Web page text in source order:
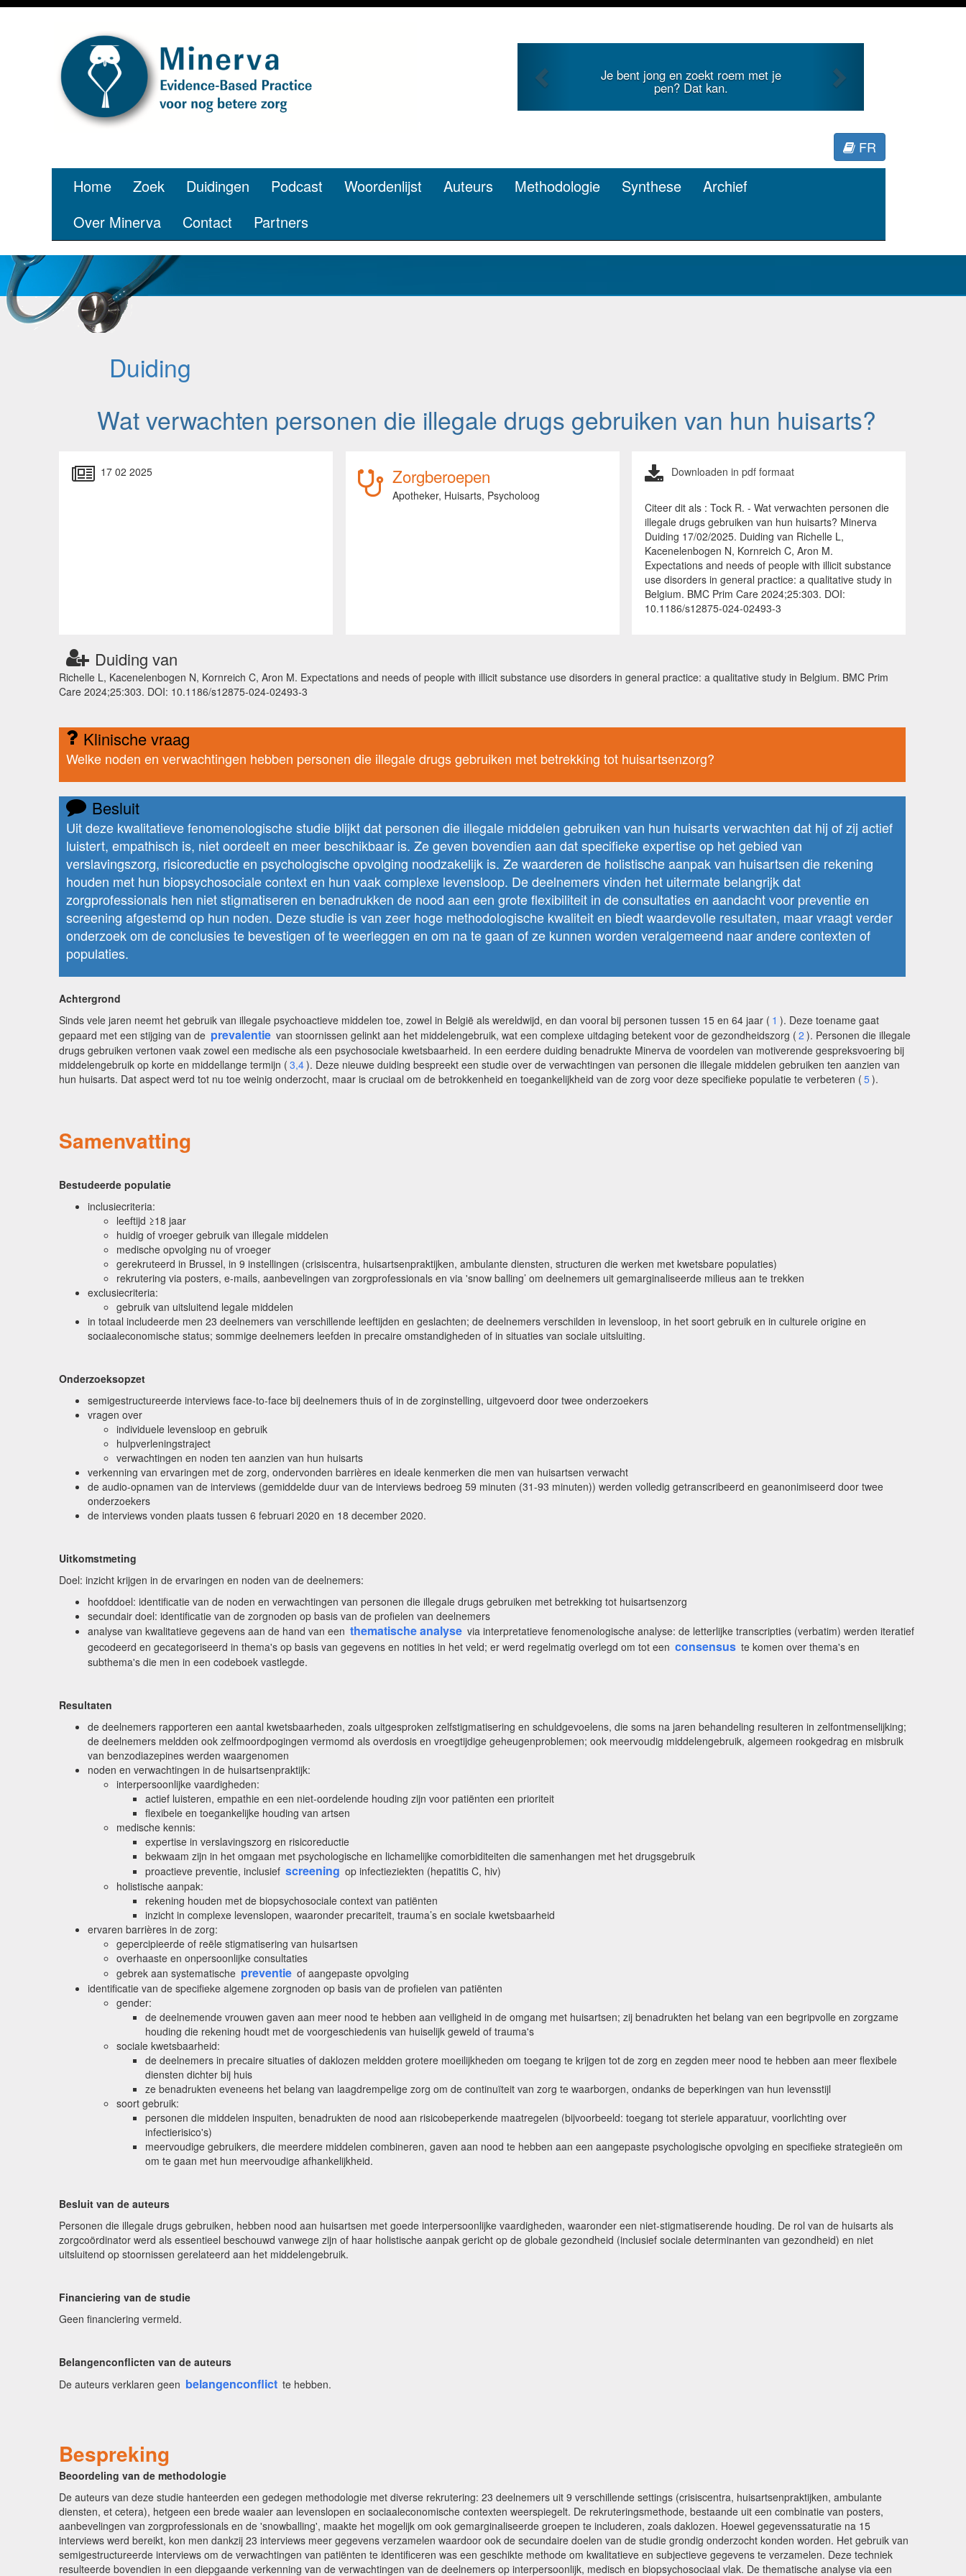
Je bent jong en zoekt roem met je Je duidt internationale literatuur voor
Minerva.
FR
Home Zoek Duidingen Podcast Woordenlijst Auteurs Methodologie Synthese
Archief
Over Minerva
Contact Partners
Duiding
Wat verwachten personen die illegale drugs gebruiken van hun huisarts?
17 02 2025 Zorgberoepen
Apotheker, Huisarts, Psycholoog
Downloaden in pdf formaat
Citeer dit als : Tock R. - Wat verwachten personen die
illegale drugs gebruiken van hun huisarts? Minerva
Duiding 17/02/2025. Duiding van Richelle L,
Kacenelenbogen N, Kornreich C, Aron M.
Expectations and needs of people with illicit substance
use disorders in general practice: a qualitative study in
Belgium. BMC Prim Care 2024;25:303. DOI:
10.1186/s12875-024-02493-3
Duiding van
Richelle L, Kacenelenbogen N, Kornreich C, Aron M. Expectations and needs of people with illicit substance use disorders in general practice: a qualitative study in Belgium. BMC Prim
Care 2024;25:303. DOI: 10.1186/s12875-024-02493-3
Klinische vraag
Welke noden en verwachtingen hebben personen die illegale drugs gebruiken met betrekking tot huisartsenzorg?
Besluit
Uit deze kwalitatieve fenomenologische studie blijkt dat personen die illegale middelen gebruiken van hun huisarts verwachten dat hij of zij actief
luistert, empathisch is, niet oordeelt en meer beschikbaar is. Ze geven bovendien aan dat specifieke expertise op het gebied van
verslavingszorg, risicoreductie en psychologische opvolging noodzakelijk is. Ze waarderen de holistische aanpak van huisartsen die rekening
houden met hun biopsychosociale context en hun vaak complexe levensloop. De deelnemers vinden het uitermate belangrijk dat
zorgprofessionals hen niet stigmatiseren en benadrukken de nood aan een grote flexibiliteit in de consultaties en aandacht voor preventie en
screening afgestemd op hun noden. Deze studie is van zeer hoge methodologische kwaliteit en biedt waardevolle resultaten, maar vraagt verder
onderzoek om de conclusies te bevestigen of te weerleggen en om na te gaan of ze kunnen worden veralgemeend naar andere contexten of
populaties.
Achtergrond
Sinds vele jaren neemt het gebruik van illegale psychoactieve middelen toe, zowel in België als wereldwijd, en dan vooral bij personen tussen 15 en 64 jaar ( 1 ). Deze toename gaat
gepaard met een stijging van de prevalentie van stoornissen gelinkt aan het middelengebruik, wat een complexe uitdaging betekent voor de gezondheidszorg ( 2 ). Personen die illegale
drugs gebruiken vertonen vaak zowel een medische als een psychosociale kwetsbaarheid. In een eerdere duiding benadrukte Minerva de voordelen van motiverende gespreksvoering bij
middelengebruik op korte en middellange termijn ( 3,4). Deze nieuwe duiding bespreekt een studie over de verwachtingen van personen die illegale middelen gebruiken ten aanzien van
hun huisarts. Dat aspect werd tot nu toe weinig onderzocht, maar is cruciaal om de betrokkenheid en toegankelijkheid van de zorg voor deze specifieke populatie te verbeteren ( 5).
Samenvatting
Bestudeerde populatie
inclusiecriteria:
leeftijd ≥18 jaar
huidig of vroeger gebruik van illegale middelen
medische opvolging nu of vroeger
gerekruteerd in Brussel, in 9 instellingen (crisiscentra, huisartsenpraktijken, ambulante diensten, structuren die werken met kwetsbare populaties)
rekrutering via posters, e-mails, aanbevelingen van zorgprofessionals en via 'snow balling’ om deelnemers uit gemarginaliseerde milieus aan te trekken
exclusiecriteria:
gebruik van uitsluitend legale middelen
in totaal includeerde men 23 deelnemers van verschillende leeftijden en geslachten; de deelnemers verschilden in levensloop, in het soort gebruik en in culturele origine en
sociaaleconomische status; sommige deelnemers leefden in precaire omstandigheden of in situaties van sociale uitsluiting.
Onderzoeksopzet
semigestructureerde interviews face-to-face bij deelnemers thuis of in de zorginstelling, uitgevoerd door twee onderzoekers
vragen over
individuele levensloop en gebruik
hulpverleningstraject
verwachtingen en noden ten aanzien van hun huisarts
verkenning van ervaringen met de zorg, ondervonden barrières en ideale kenmerken die men van huisartsen verwacht
de audio-opnamen van de interviews (gemiddelde duur van de interviews bedroeg 59 minuten (31-93 minuten)) werden volledig getranscribeerd en geanonimiseerd door twee
onderzoekers
de interviews vonden plaats tussen 6 februari 2020 en 18 december 2020.
Uitkomstmeting
Doel: inzicht krijgen in de ervaringen en noden van de deelnemers:
hoofddoel: identificatie van de noden en verwachtingen van personen die illegale drugs gebruiken met betrekking tot huisartsenzorg
secundair doel: identificatie van de zorgnoden op basis van de profielen van deelnemers
analyse van kwalitatieve gegevens aan de hand van een thematische analyse via interpretatieve fenomenologische analyse: de letterlijke transcripties (verbatim) werden iteratief
gecodeerd en gecategoriseerd in thema's op basis van gegevens en notities in het veld; er werd regelmatig overlegd om tot een consensus te komen over thema's en
subthema's die men in een codeboek vastlegde.
Resultaten
de deelnemers rapporteren een aantal kwetsbaarheden, zoals uitgesproken zelfstigmatisering en schuldgevoelens, die soms na jaren behandeling resulteren in zelfontmenselijking;
de deelnemers meldden ook zelfmoordpogingen vermomd als overdosis en vroegtijdige geheugenproblemen; ook meervoudig middelengebruik, algemeen rookgedrag en misbruik
van benzodiazepines werden waargenomen
noden en verwachtingen in de huisartsenpraktijk:
interpersoonlijke vaardigheden:
actief luisteren, empathie en een niet-oordelende houding zijn voor patiënten een prioriteit
flexibele en toegankelijke houding van artsen
medische kennis:
expertise in verslavingszorg en risicoreductie
bekwaam zijn in het omgaan met psychologische en lichamelijke comorbiditeiten die samenhangen met het drugsgebruik
proactieve preventie, inclusief screening op infectieziekten (hepatitis C, hiv)
holistische aanpak:
rekening houden met de biopsychosociale context van patiënten
inzicht in complexe levenslopen, waaronder precariteit, trauma’s en sociale kwetsbaarheid
ervaren barrières in de zorg:
gepercipieerde of reële stigmatisering van huisartsen
overhaaste en onpersoonlijke consultaties
gebrek aan systematische preventie of aangepaste opvolging
identificatie van de specifieke algemene zorgnoden op basis van de profielen van patiënten
gender:
de deelnemende vrouwen gaven aan meer nood te hebben aan veiligheid in de omgang met huisartsen; zij benadrukten het belang van een begripvolle en zorgzame
houding die rekening houdt met de voorgeschiedenis van huiselijk geweld of trauma's
sociale kwetsbaarheid:
de deelnemers in precaire situaties of daklozen meldden grotere moeilijkheden om toegang te krijgen tot de zorg en zegden meer nood te hebben aan meer flexibele
diensten dichter bij huis
ze benadrukten eveneens het belang van laagdrempelige zorg om de continuïteit van zorg te waarborgen, ondanks de beperkingen van hun levensstijl
soort gebruik:
personen die middelen inspuiten, benadrukten de nood aan risicobeperkende maatregelen (bijvoorbeeld: toegang tot steriele apparatuur, voorlichting over
infectierisico's)
meervoudige gebruikers, die meerdere middelen combineren, gaven aan nood te hebben aan een aangepaste psychologische opvolging en specifieke strategieën om
om te gaan met hun meervoudige afhankelijkheid.
Besluit van de auteurs
Personen die illegale drugs gebruiken, hebben nood aan huisartsen met goede interpersoonlijke vaardigheden, waaronder een niet-stigmatiserende houding. De rol van de huisarts als
zorgcoördinator werd als essentieel beschouwd vanwege zijn of haar holistische aanpak gericht op de globale gezondheid (inclusief sociale determinanten van gezondheid) en niet
uitsluitend op stoornissen gerelateerd aan het middelengebruik.
Financiering van de studie
Geen financiering vermeld.
Belangenconflicten van de auteurs
De auteurs verklaren geen belangenconflict te hebben.
Bespreking
Beoordeling van de methodologie
De auteurs van deze studie hanteerden een gedegen methodologie met diverse rekrutering: 23 deelnemers uit 9 verschillende settings (crisiscentra, huisartsenpraktijken, ambulante
diensten, et cetera), hetgeen een brede waaier aan levenslopen en sociaaleconomische contexten weerspiegelt. De rekruteringsmethode, bestaande uit een combinatie van posters,
aanbevelingen van zorgprofessionals en de 'snowballing', maakte het mogelijk om ook gemarginaliseerde groepen te includeren, zoals daklozen. Hoewel gegevenssaturatie na 15
interviews werd bereikt, kon men dankzij 23 interviews meer gegevens verzamelen waardoor ook de secundaire doelen van de studie grondig onderzocht konden worden. Het gebruik van
semigestructureerde interviews om de verwachtingen van patiënten te identificeren was een geschikte methode om kwalitatieve en subjectieve gegevens te verzamelen. Deze techniek
resulteerde bovendien in een diepgaande verkenning van de verwachtingen van de deelnemers op interpersoonlijk, medisch en biopsychosociaal vlak. De thematische analyse via een